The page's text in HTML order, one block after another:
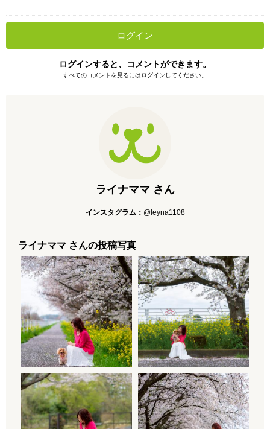
...
ログイン
ログインすると、コメントができます。
すべてのコメントを見るにはログインしてください。
ライナママ さん
インスタグラム： @leyna1108
ライナママ さんの投稿写真